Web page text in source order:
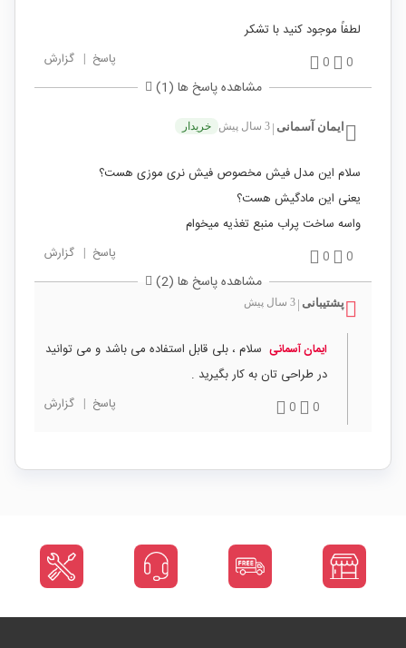
لطفاً موجود کنید با تشکر
0
0 پاسخ | گزارش
مشاهده پاسخ ها (1)
ایمان آسمانی 3 سال پیش خریدار
سلام این مدل فیش مخصوص فیش نری موزی هست؟
یعنی این مادگیش هست؟
واسه ساخت پراب منبع تغذیه میخوام
0
0 پاسخ | گزارش
مشاهده پاسخ ها (2)
پشتیبانی 3 سال پیش
ایمان آسمانی سلام ، بلی قابل استفاده می باشد و می توانید
در طراحی تان به کار بگیرید .
0
0 پاسخ | گزارش